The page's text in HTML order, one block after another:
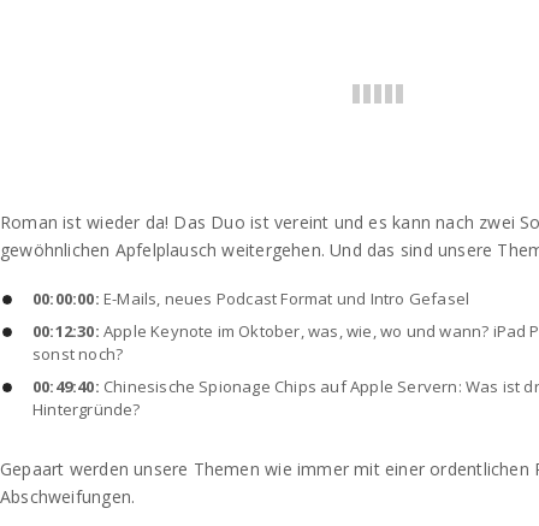
Roman ist wieder da! Das Duo ist vereint und es kann nach zwei
gewöhnlichen Apfelplausch weitergehen. Und das sind unsere
00:00:00: E-Mails, neues Podcast Format und Intro Gefasel
00:12:30: Apple Keynote im Oktober, was, wie, wo und wann? iPad
sonst noch?
00:49:40: Chinesische Spionage Chips auf Apple Servern: Was ist
Hintergründe?
Gepaart werden unsere Themen wie immer mit einer ordentlichen
Abschweifungen.